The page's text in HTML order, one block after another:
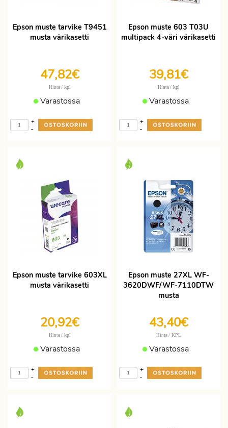
Epson muste tarvike T9451
musta värikasetti
47,82€
Hinta / kpl
Varastossa
-
+
Epson muste 603 T03U
multipack 4-väri värikasetti
39,81€
Hinta / kpl
Varastossa
-
+
Epson muste tarvike 603XL
musta värikasetti
20,92€
Hinta / kpl
Varastossa
-
+
Epson muste 27XL WF-
3620DWF/WF-7110DTW
musta
43,40€
Hinta / KPL
Varastossa
-
+